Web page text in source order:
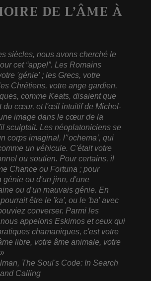
DE L’ÂME À
siècles, nous avons cherché le
cet “appel”. Les Romains
'génie' ; les Grecs, votre
Chrétiens, votre ange gardien.
comme Keats, disaient que
du cœur, et l'œil intuitif de Michel-
image dans le cœur de la
sculptait. Les néoplatoniciens se
corps imaginal, l'‘ochema’, qui
un véhicule. C'était votre
ou soutien. Pour certains, il
Chance ou Fortuna ; pour
génie ou d'un jinn, d'une
ou d'un mauvais génie. En
être le 'ka', ou le 'ba' avec
converser. Parmi les
appelons Eskimos et ceux qui
chamaniques, c'est votre
libre, votre âme animale, votre
The Soul's Code: In Search
Calling